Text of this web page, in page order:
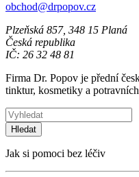
obchod@drpopov.cz
Plzeňská 857, 348 15 Planá
Česká republika
IČ: 26 32 48 81
Firma Dr. Popov je přední
tinktur, kosmetiky a
Hledat
Jak si pomoci bez léčiv